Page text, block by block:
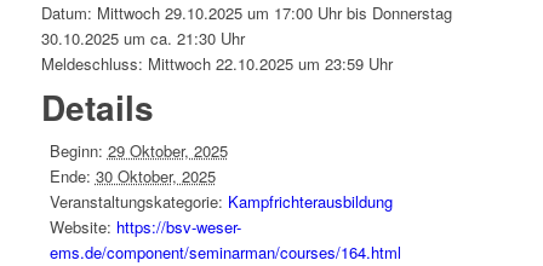
Datum: Mittwoch 29.10.2025 um 17:00 Uhr bis Donnerstag
30.10.2025 um ca. 21:30 Uhr
Meldeschluss: Mittwoch 22.10.2025 um 23:59 Uhr
Details
Beginn: 29 Oktober, 2025
Ende: 30 Oktober, 2025
Veranstaltungskategorie: Kampfrichterausbildung
Website: https://bsv-weser-
ems.de/component/seminarman/courses/164.html